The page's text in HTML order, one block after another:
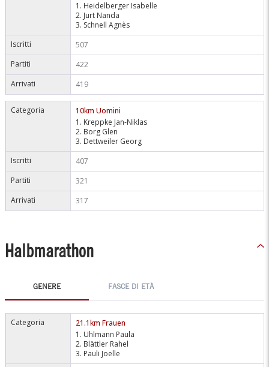
Iscritti
Partiti
Arrivati
1. Heidelberger Isabelle
2. Jurt Nanda
3. Schnell Agnès
507
422
419
Categoria
Iscritti
Partiti
Arrivati
10km Uomini
1. Kreppke Jan-Niklas
2. Borg Glen
3. Dettweiler Georg
407
321
317
Halbmarathon
GENERE FASCE DI ETÀ
Categoria
21.1km Frauen
1. Uhlmann Paula
2. Blättler Rahel
3. Pauli Joelle